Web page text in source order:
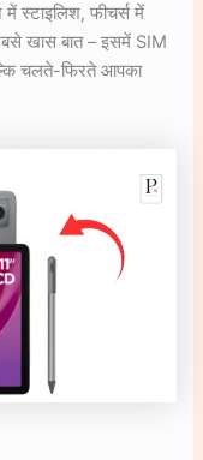
स्टाइलिश, फीचर्स में
खास बात – इसमें SIM
चलते-फिरते आपका